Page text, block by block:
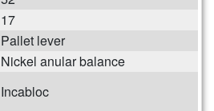
17
Pallet lever
Nickel anular balance
Incabloc